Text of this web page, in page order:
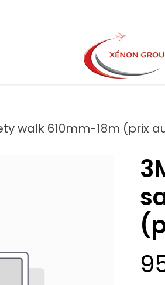
Demande de
walk 610mm-18m (prix